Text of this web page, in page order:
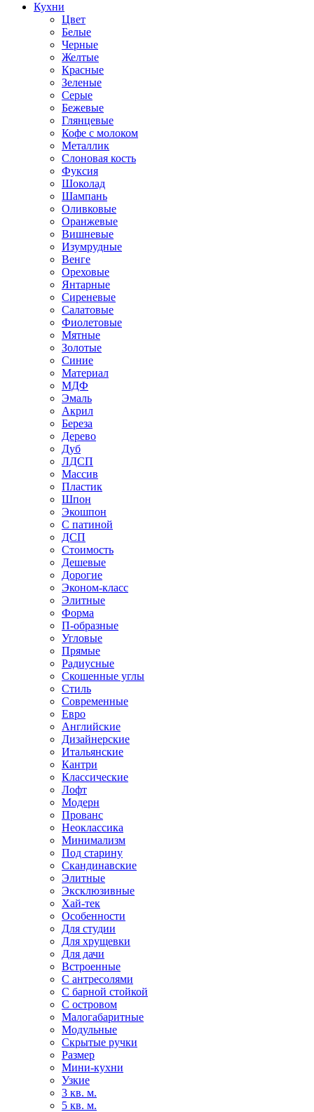
Кухни
Цвет
Белые
Черные
Желтые
Красные
Зеленые
Серые
Бежевые
Глянцевые
Кофе с молоком
Металлик
Слоновая кость
Фуксия
Шоколад
Шампань
Оливковые
Оранжевые
Вишневые
Изумрудные
Венге
Ореховые
Янтарные
Сиреневые
Салатовые
Фиолетовые
Мятные
Золотые
Синие
Материал
МДФ
Эмаль
Акрил
Береза
Дерево
Дуб
ЛДСП
Массив
Пластик
Шпон
Экошпон
С патиной
ДСП
Стоимость
Дешевые
Дорогие
Эконом-класс
Элитные
Форма
П-образные
Угловые
Прямые
Радиусные
Скошенные углы
Стиль
Современные
Евро
Английские
Дизайнерские
Итальянские
Кантри
Классические
Лофт
Модерн
Прованс
Неоклассика
Минимализм
Под старину
Скандинавские
Элитные
Эксклюзивные
Хай-тек
Особенности
Для студии
Для хрущевки
Для дачи
Встроенные
С антресолями
С барной стойкой
С островом
Малогабаритные
Модульные
Скрытые ручки
Размер
Мини-кухни
Узкие
3 кв. м.
5 кв. м.